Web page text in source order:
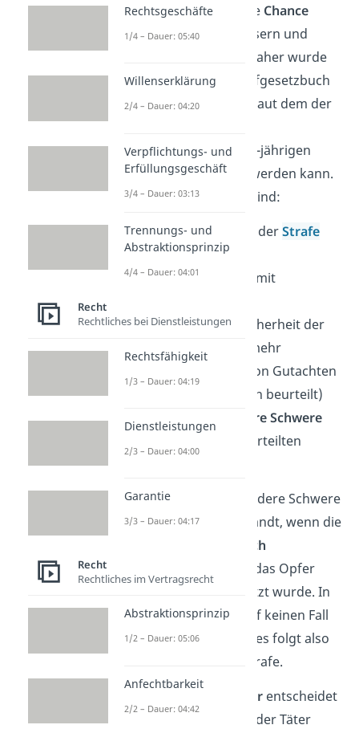
dass jeder Gefangene die Chance
haben muss, sich zu bessern und
wieder freizukommen. Daher wurde
der Paragraf 57a im Strafgesetzbuch
(§ 57a StGB)eingeführt, laut dem der
Rest einer lebenslangen
Freiheitsstrafe zu einer 5-jährigen
Bewährungausgesetzt werden kann.
Die Bedingungen dafür sind:
dass bereits15 Jahre derStrafe
abgesessen wurden
(Untersuchungshaft mit
dass der Täter die Sicherheit der
Allgemeinheit nicht mehr
gefährdet (anhand von Gutachten
von Sachverständigen beurteilt)
dass keine „
besondere Schwere
“ des Verurteilten
Der Urteilszusatz „besondere Schwere
der Schuld“ wird angewandt, wenn die
verwerflich
oder
war oder das Opfer
ausgesetzt wurde. In
dem Fall wird die Haft auf keinen Fall
nach 15 Jahren beendet, es folgt also
noch eine weitere Haftstrafe.
Strafvollzugskammer entscheidet
dann, welches Strafmaß der Täter
Rechtsgeschäfte
1/4 – Dauer: 05:40
Willenserklärung
2/4 – Dauer: 04:20
Verpflichtungs- und
Erfüllungsgeschäft
3/4 – Dauer: 03:13
Trennungs- und
Abstraktionsprinzip
4/4 – Dauer: 04:01
Recht
Rechtliches bei Dienstleistungen
Rechtsfähigkeit
1/3 – Dauer: 04:19
Dienstleistungen
2/3 – Dauer: 04:00
Garantie
3/3 – Dauer: 04:17
Recht
Rechtliches im Vertragsrecht
Abstraktionsprinzip
1/2 – Dauer: 05:06
Anfechtbarkeit
2/2 – Dauer: 04:42